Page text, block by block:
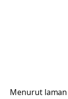
Menurut laman